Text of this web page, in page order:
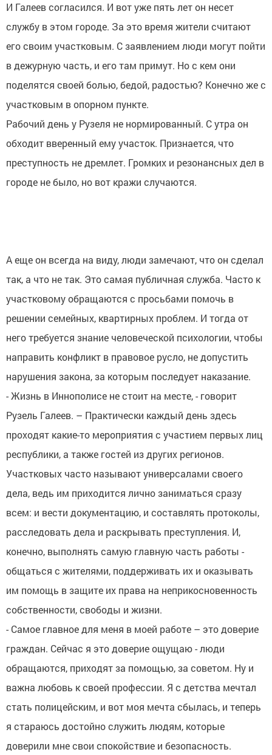
И Галеев согласился. И вот уже пять лет он несет
службу в этом городе. За это время жители считают
его своим участковым. С заявлением люди могут пойти
в дежурную часть, и его там примут. Но с кем они
поделятся своей болью, бедой, радостью? Конечно же с
участковым в опорном пункте.
Рабочий день у Рузеля не нормированный. С утра он
обходит вверенный ему участок. Признается, что
преступность не дремлет. Громких и резонансных дел в
городе не было, но вот кражи случаются.
А еще он всегда на виду, люди замечают, что он сделал
так, а что не так. Это самая публичная служба. Часто к
участковому обращаются с просьбами помочь в
решении семейных, квартирных проблем. И тогда от
него требуется знание человеческой психологии, чтобы
направить конфликт в правовое русло, не допустить
нарушения закона, за которым последует наказание.
- Жизнь в Иннополисе не стоит на месте, - говорит
Рузель Галеев. – Практически каждый день здесь
проходят какие-то мероприятия с участием первых лиц
республики, а также гостей из других регионов.
Участковых часто называют универсалами своего
дела, ведь им приходится лично заниматься сразу
всем: и вести документацию, и составлять протоколы,
расследовать дела и раскрывать преступления. И,
конечно, выполнять самую главную часть работы -
общаться с жителями, поддерживать их и оказывать
им помощь в защите их права на неприкосновенность
собственности, свободы и жизни.
- Самое главное для меня в моей работе – это доверие
граждан. Сейчас я это доверие ощущаю - люди
обращаются, приходят за помощью, за советом. Ну и
важна любовь к своей профессии. Я с детства мечтал
стать полицейским, и вот моя мечта сбылась, и теперь
я стараюсь достойно служить людям, которые
доверили мне свои спокойствие и безопасность.